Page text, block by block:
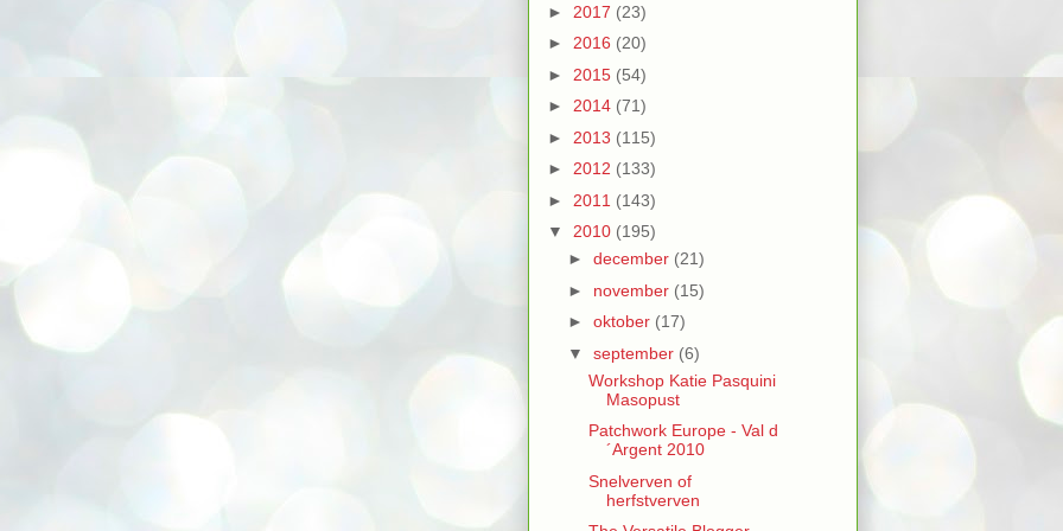
► 2017 (23)
► 2016 (20)
► 2015 (54)
► 2014 (71)
► 2013 (115)
► 2012 (133)
► 2011 (143)
▼ 2010 (195)
► december (21)
► november (15)
► oktober (17)
▼ september (6)
Workshop Katie Pasquini
Masopust
Patchwork Europe - Val d
´Argent 2010
Snelverven of
herfstverven